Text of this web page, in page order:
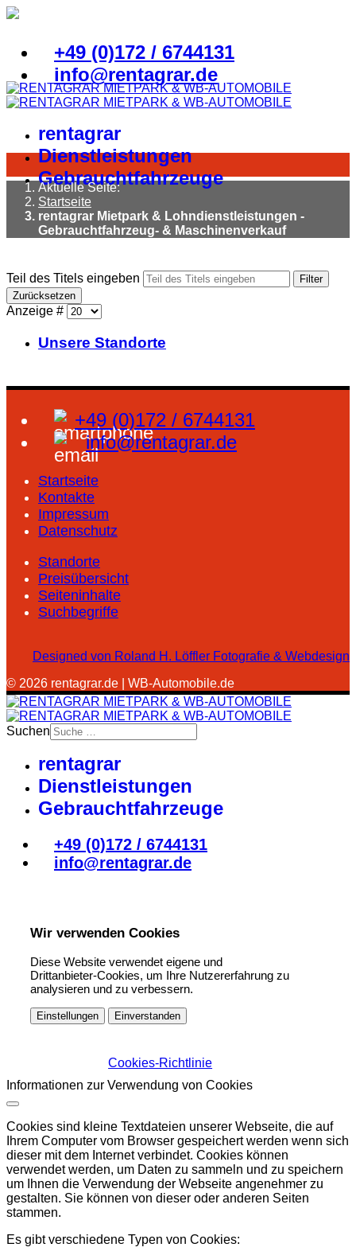
+49 (0)172 / 6744131
info@rentagrar.de
rentagrar
Dienstleistungen
Gebrauchtfahrzeuge
Aktuelle Seite:
Startseite
rentagrar Mietpark & Lohndienstleistungen -
Gebrauchtfahrzeug- & Maschinenverkauf
Teil des Titels eingeben
Filter
Zurücksetzen
Anzeige #
Unsere Standorte
+49 (0)172 / 6744131
info@rentagrar.de
Startseite
Kontakte
Impressum
Datenschutz
Standorte
Preisübersicht
Seiteninhalte
Suchbegriffe
Designed von Roland H. Löffler Fotografie & Webdesign
© 2026 rentagrar.de | WB-Automobile.de
Suchen
rentagrar
Dienstleistungen
Gebrauchtfahrzeuge
+49 (0)172 / 6744131
info@rentagrar.de
Wir verwenden Cookies
Diese Website verwendet eigene und
Drittanbieter-Cookies, um Ihre Nutzererfahrung zu
analysieren und zu verbessern.
Einstellungen Einverstanden
Cookies-Richtlinie
Informationen zur Verwendung von Cookies
Cookies sind kleine Textdateien unserer Webseite, die auf
Ihrem Computer vom Browser gespeichert werden wenn sich
dieser mit dem Internet verbindet. Cookies können
verwendet werden, um Daten zu sammeln und zu speichern
um Ihnen die Verwendung der Webseite angenehmer zu
gestalten. Sie können von dieser oder anderen Seiten
stammen.
Es gibt verschiedene Typen von Cookies: